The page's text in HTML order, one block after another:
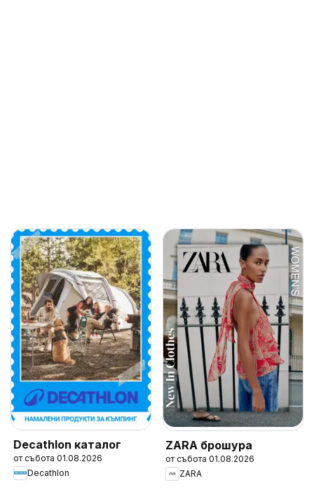
Decathlon каталог
от събота 01.08.2026
Decathlon
ZARA брошура
от събота 01.08.2026
ZARA